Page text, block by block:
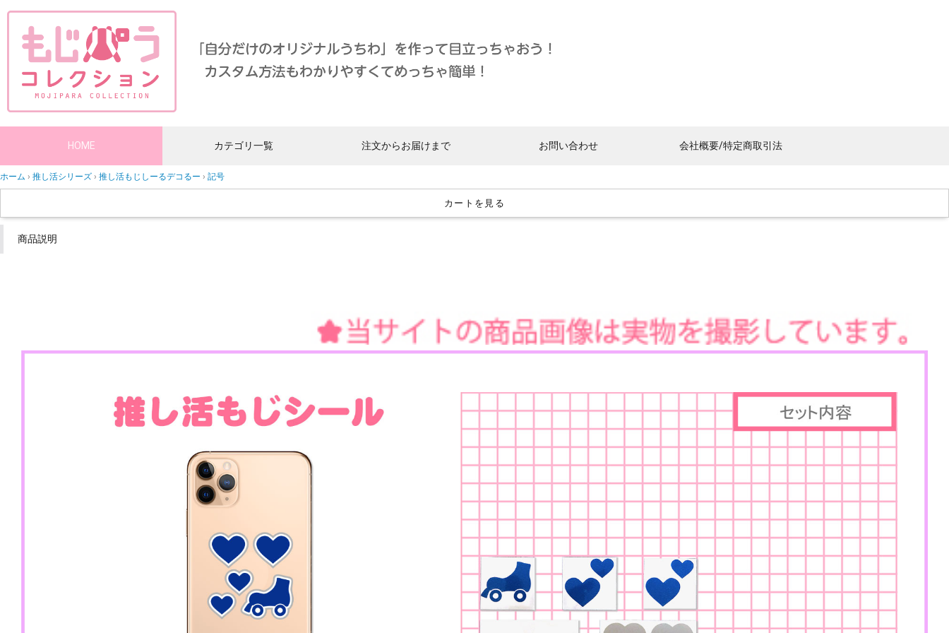
HOME カテゴリ一覧 注文からお届けまで お問い合わせ 会社概要/特定商取引法
ホーム 推し活シリーズ 推し活もじしーるデコるー 記号
カートを見る
商品説明